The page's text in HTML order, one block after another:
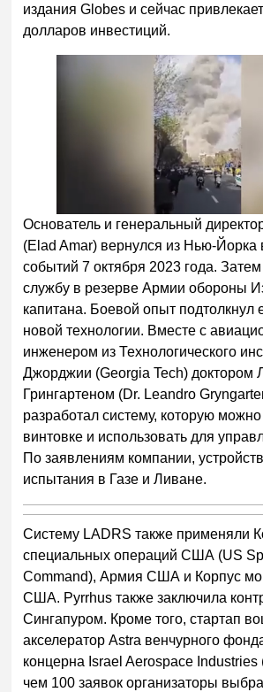
издания Globes и сейчас
долларов инвестиций.
Основатель и генеральный
(Elad Amar) вернулся из Нью-Йорка
событий 7 октября 2023 года.
службу в резерве Армии обороны
капитана. Боевой опыт подтолкнул
новой технологии. Вместе с
инженером из Технологического
Джорджии (Georgia Tech) доктором
Грингартеном (Dr. Leandro
разработал систему, которую можно
винтовке и использовать для
По заявлениям компании,
испытания в Газе и Ливане.
Систему LADRS также применяли
специальных операций США (US
Command), Армия США и Корпус
США. Pyrrhus также заключила
Сингапуром. Кроме того, стартап
акселератор Astra венчурного
концерна Israel Aerospace Industries
чем 100 заявок организаторы